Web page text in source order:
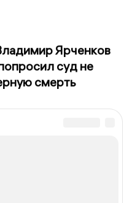
Ярченков
суд не
смерть